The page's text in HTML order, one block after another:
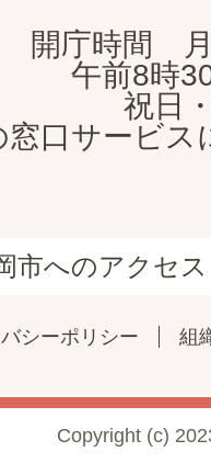
開庁時間
午前8時
祝日
窓口サービス
市へのアクセス
シーポリシー 組
Copyright (c)